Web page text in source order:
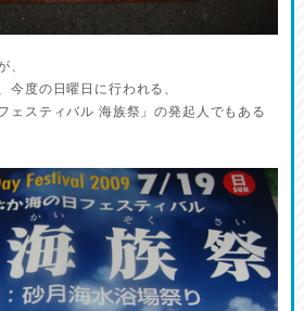
、
今度の日曜日に行われる、
ェスティバル 海族祭」の発起人でもある